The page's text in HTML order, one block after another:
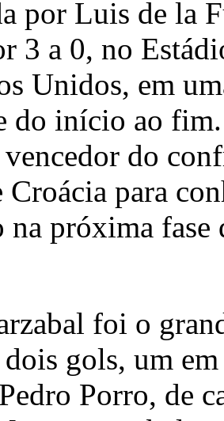
por Luis de la
3 a 0, no
Unidos, em
do início ao
vencedor do
para
na próxima
foi o
gols, um
Porro, de